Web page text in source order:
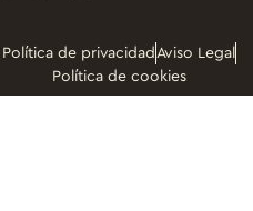
Política de privacidad Aviso Legal
Política de cookies